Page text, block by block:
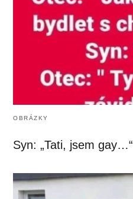
OBRÁZKY
Syn: „Tati, jsem gay…“